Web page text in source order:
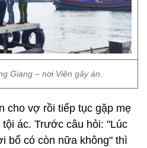
Giang – nơi Viên gây án.
cho vợ rồi tiếp tục gặp mẹ
ác. Trước câu hỏi: "Lúc
bố có còn nữa không" thì